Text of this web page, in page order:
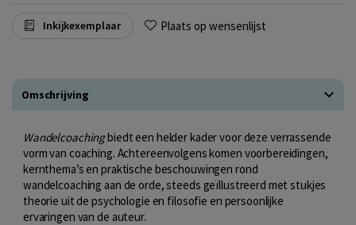
Inkijkexemplaar Plaats op wensenlijst
Omschrijving
Wandelcoachingbiedt een helder kader voor deze verrassende
vorm van coaching. Achtereenvolgens komen voorbereidingen,
kernthema’s en praktische beschouwingen rond
wandelcoaching aan de orde, steeds geïllustreerd met stukjes
theorie uit de psychologie en filosofie en persoonlijke
ervaringen van de auteur.